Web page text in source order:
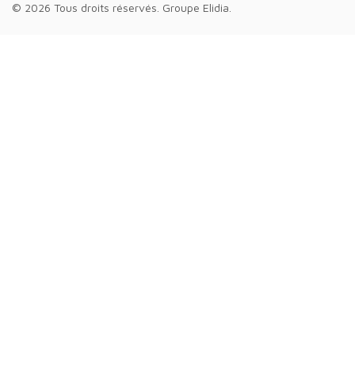
© 2026 Tous droits réservés. Groupe Elidia